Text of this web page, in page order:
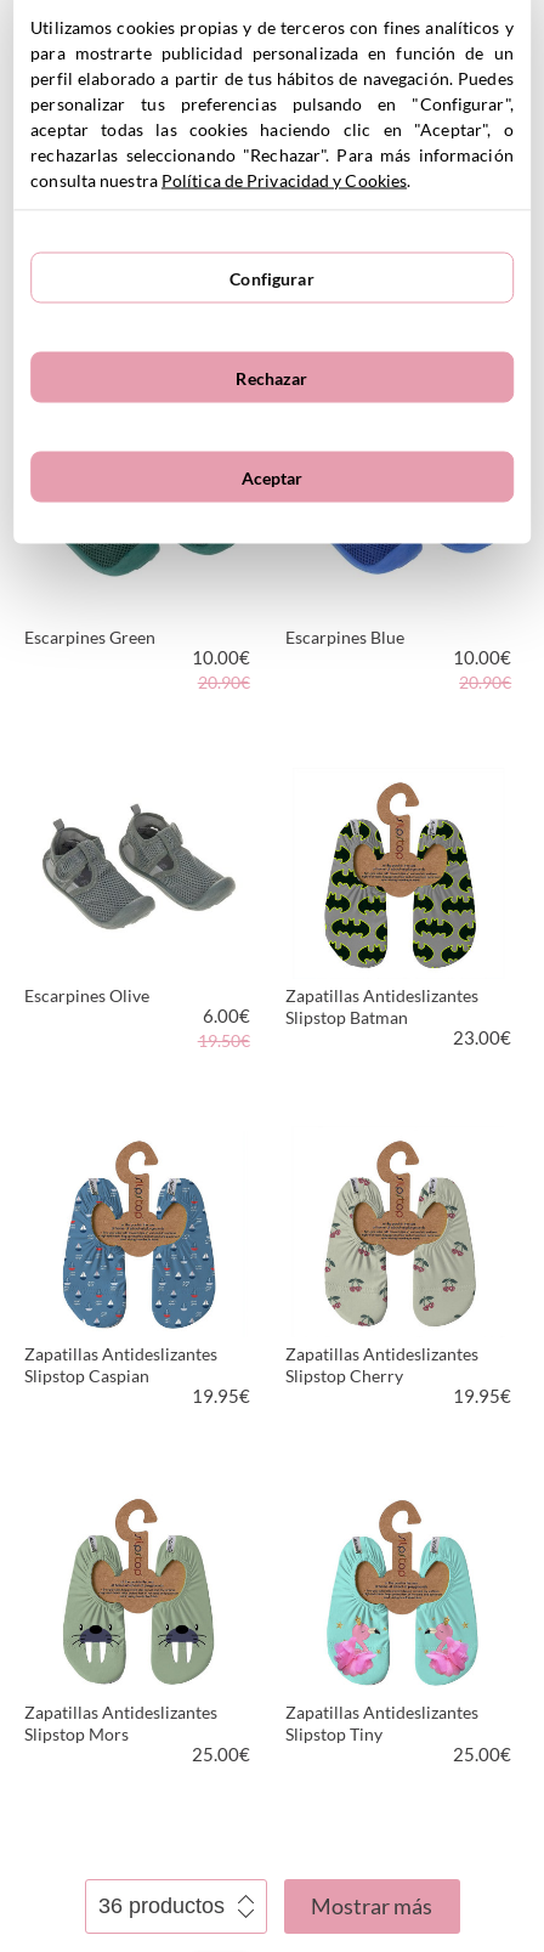
VER PRODUCTO VER PRODUCTO
14.00€
Escarpines Mariposas
14.00€
Escarpines Green
10.00€
20.90€
Escarpines Blue
10.00€
20.90€
VER PRODUCTO
Escarpines Olive
6.00€
19.50€
VER PRODUCTO
Zapatillas Antideslizantes
Slipstop Batman
23.00€
VER PRODUCTO
Zapatillas Antideslizantes
Slipstop Caspian
19.95€
VER PRODUCTO
Zapatillas Antideslizantes
Slipstop Cherry
19.95€
Zapatillas Antideslizantes
Slipstop Mors
25.00€
Zapatillas Antideslizantes
Slipstop Tiny
25.00€
Mostrar más
Utilizamos cookies propias y de terceros con fines analíticos y
para mostrarte publicidad personalizada en función de un
perfil elaborado a partir de tus hábitos de navegación. Puedes
personalizar tus preferencias pulsando en "Configurar",
aceptar todas las cookies haciendo clic en "Aceptar", o
rechazarlas seleccionando "Rechazar". Para más información
consulta nuestra Política de Privacidad y Cookies.
Configurar
Rechazar
Aceptar